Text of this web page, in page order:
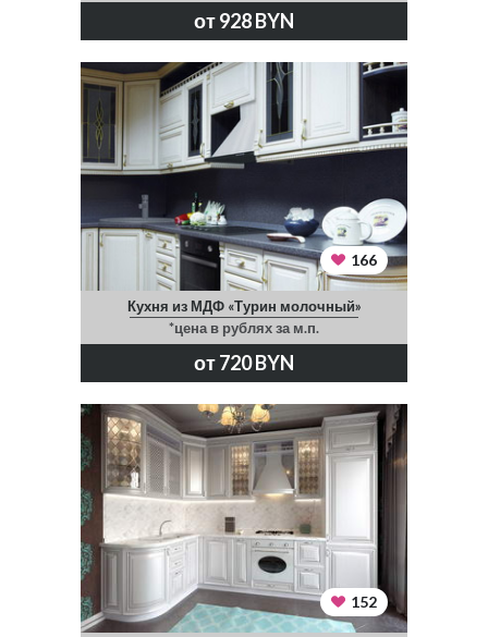
от 928 BYN
166
Кухня из МДФ «Турин молочный»
*цена в рублях за м.п.
от 720 BYN
152